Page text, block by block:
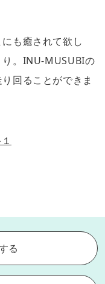
も癒されて欲し
。INU-MUSUBIの
回ることができま
る